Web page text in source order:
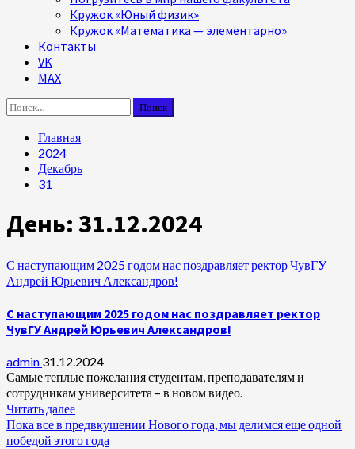
Кружок «Юный физик»
Кружок «Математика — элементарно»
Контакты
VK
MAX
Найти:
Главная
2024
Декабрь
31
День: 31.12.2024
С наступающим 2025 годом нас поздравляет ректор ЧувГУ
Андрей Юрьевич Александров!
С наступающим 2025 годом нас поздравляет ректор
ЧувГУ Андрей Юрьевич Александров!
admin 31.12.2024
Самые теплые пожелания студентам, преподавателям и
сотрудникам университета – в новом видео.
Читать далее
Пока все в предвкушении Нового года, мы делимся еще одной
победой этого года